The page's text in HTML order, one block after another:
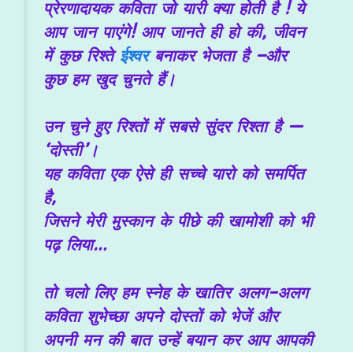
प्रेरणादायक कविता जो यारी क्या होती है !ये
आप जान पाएंगे! आप जानते ही हो की, जीवन
में कुछ रिश्ते ईश्वरबनाकर भेजता है –और
कुछ हम खुद चुनते हैं।
उन चुने हुए रिश्तों में सबसे सुंदर रिश्ता है —
‘दोस्ती’।
यह कविता एक ऐसे ही सच्चे यारो को समर्पित
है,
जिसने मेरी मुस्कान के पीछे की खामोशी को भी
पढ़ लिया…
तो चलो लिए हम स्नेह के खातिर अलग-अलग
कविता शुभेच्छा अपने दोस्तों को भेजें और
अपनी मन की बात उन्हें बयान कर आप आपकी